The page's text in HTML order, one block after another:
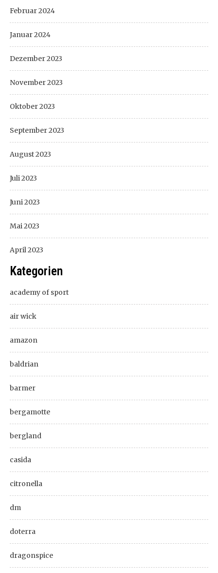
Februar 2024
Januar 2024
Dezember 2023
November 2023
Oktober 2023
September 2023
August 2023
Juli 2023
Juni 2023
Mai 2023
April 2023
Kategorien
academy of sport
air wick
amazon
baldrian
barmer
bergamotte
bergland
casida
citronella
dm
doterra
dragonspice